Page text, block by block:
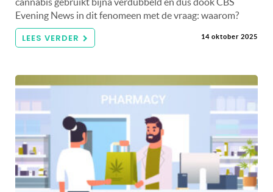
Evening News in dit fenomeen met de vraag: waarom?
LEES VERDER 14 oktober 2025